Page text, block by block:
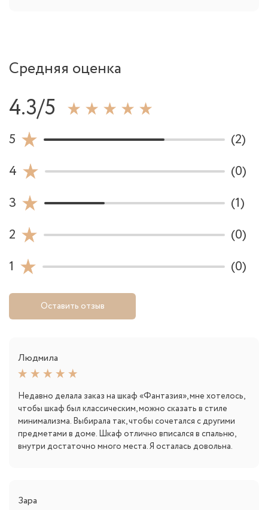
Средняя оценка
4.3/5
5
(2)
4
(0)
3
(1)
2
(0)
1
(0)
Оставить отзыв
Людмила
Недавно делала заказ на шкаф «Фантазия», мне хотелось,
чтобы шкаф был классическим, можно сказать в стиле
минимализма. Выбирала так, чтобы сочетался с другими
предметами в доме. Шкаф отлично вписался в спальню,
внутри достаточно много места. Я осталась довольна.
Зара